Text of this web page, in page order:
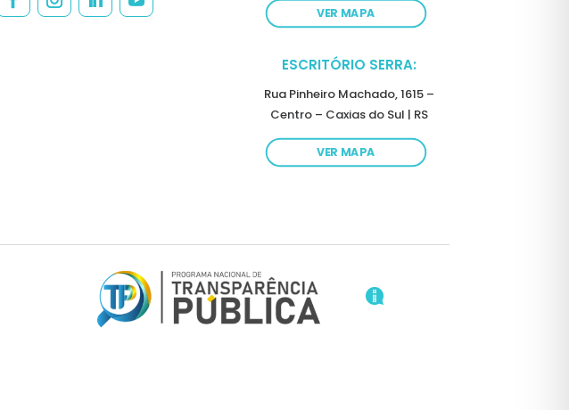
VER MAPA
ESCRITÓRIO SERRA:
Rua Pinheiro Machado, 1615 –
Centro – Caxias do Sul | RS
VER MAPA